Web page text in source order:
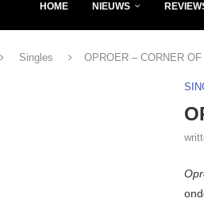
HOME NIEUWS
Singles OPROER – CORNER